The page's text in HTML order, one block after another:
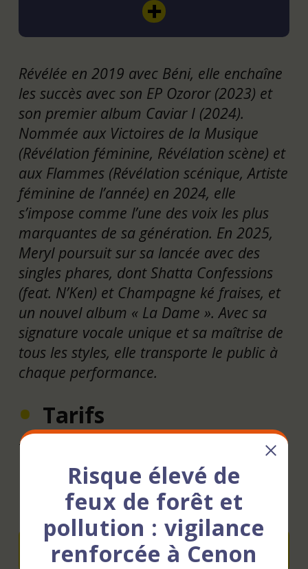
Révélée en 2019 avec Béni, elle enchaîne
les succès avec son EP Ozoror (2023) et
son premier album Caviar I (2024).
Nommée aux Victoires de la Musique
(Révélation féminine, Révélation scène) et
aux Flammes (Révélation scénique, Artiste
féminine de l’année) en 2024, elle
s’impose comme l’une des voix les plus
marquantes de sa génération. En 2025,
Meryl poursuit sur sa lancée avec des
singles phares, dont Shatta Confessions
(feat. N’Ken) et Champagne ké fraises, et
un nouvel album « La Dame ». Avec sa
signature vocale unique et sa maîtrise de
tous les styles, elle transporte le public à
chaque performance.
Tarifs
Tarif Unique : 30€
Contact - Réservation
Réserver en ligne
Risque élevé de
feux de forêt et
pollution : vigilance
renforcée à Cenon